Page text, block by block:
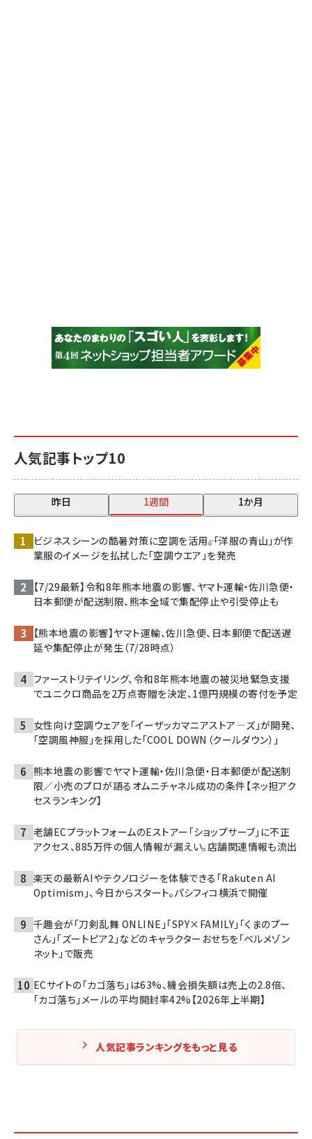
人気記事トップ10
昨日 1週間 1か月
ビジネスシーンの酷暑対策に空調を活用――。「洋服の青山」が作
業服のイメージを払拭した「空調ウエア」を発売
【7/29最新】令和8年熊本地震の影響、ヤマト運輸・佐川急便・
日本郵便が配送制限、熊本全域で集配停止や引受停止も
【熊本地震の影響】ヤマト運輸、佐川急便、日本郵便で配送遅
延や集配停止が発生（7/28時点）
ファーストリテイリング、令和8年熊本地震の被災地緊急支援
でユニクロ商品を2万点寄贈を決定、1億円規模の寄付を予定
女性向け空調ウェアを「イーザッカマニアストア―ズ」が開発、
「空調風神服」を採用した「COOL DOWN（クールダウン）」
熊本地震の影響でヤマト運輸・佐川急便・日本郵便が配送制
限／小売のプロが語るオムニチャネル成功の条件【ネッ担アク
セスランキング】
老舗ECプラットフォームのEストアー「ショップサーブ」に不正
アクセス、885万件の個人情報が漏えい。店舗関連情報も流出
楽天の最新AIやテクノロジーを体験できる「Rakuten AI
Optimism」、今日からスタート。パシフィコ横浜で開催
千趣会が「刀剣乱舞 ONLINE」「SPY×FAMILY」「くまのプー
さん」「ズートピア2」などのキャラクターおせちを「ベルメゾン
ネット」で販売
ECサイトの「カゴ落ち」は63%、機会損失額は売上の2.8倍、
「カゴ落ち」メールの平均開封率42%【2026年上半期】
人気記事ランキングをもっと見る